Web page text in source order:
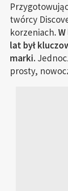
twórcy
korzeniach.
lat był
marki.
prosty,